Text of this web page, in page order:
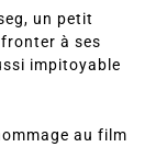
un petit
à ses
impitoyable
au film